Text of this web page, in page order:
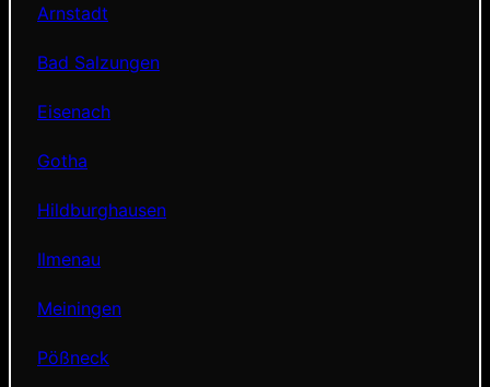
Arnstadt
Bad Salzungen
Eisenach
Gotha
Hildburghausen
Ilmenau
Meiningen
Pößneck